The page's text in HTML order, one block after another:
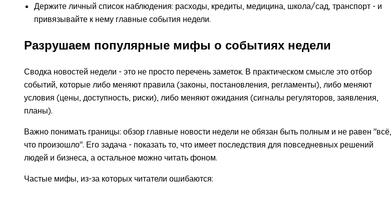
Держите личный список наблюдения: расходы, кредиты, медицина, школа/сад, транспорт - и
привязывайте к нему главные события недели.
Разрушаем популярные мифы о событиях недели
Сводка новостей недели - это не просто перечень заметок. В практическом смысле это отбор
событий, которые либо меняют правила (законы, постановления, регламенты), либо меняют
условия (цены, доступность, риски), либо меняют ожидания (сигналы регуляторов, заявления,
планы).
Важно понимать границы: обзор главные новости недели не обязан быть полным и не равен "всё,
что произошло". Его задача - показать то, что имеет последствия для повседневных решений
людей и бизнеса, а остальное можно читать фоном.
Частые мифы, из-за которых читатели ошибаются: